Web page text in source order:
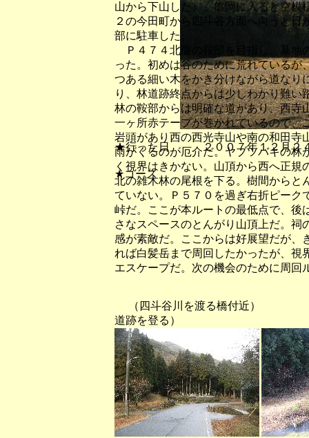
★行った日 ２００７年１２月２
★コース
山から下山した）。亀岡に入ると空模
２の今田町から四斗谷方面へ向うと
部に駐車した。
Ｐ４７４北側の鞍部を目指し、墓地
った。初めは谷のために荒れている
つある細い木をかき分けながら道なり
り、林道跡終点からは少しわかり難
林の鞍部からは明確な道があり、西寺
一ヶ所赤テープが巻かれているので、
岩頭があり西の西光寺山や南の和田寺
雨がくるのが厄介だ。ヤブツバキの林
く視界はきかない。山頂から西へ正
北の雑木林の尾根を下る。樹間からと
ていない。Ｐ５７０を過ぎ右折ピーク
峠だ。ここが本ルートの最低点で、後
さなスペースのとんがり山頂上だ。
感が素敵だ。ここからは好展望だが、
れば白髪岳まで周回したかったが、視
エスケープだ。次の機会のために周回
（四斗谷川を渡る橋付
道跡を登る）